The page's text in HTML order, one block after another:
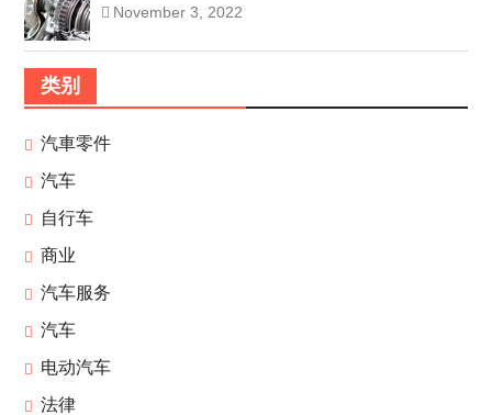
November 3, 2022
类别
汽車零件
汽车
自行车
商业
汽车服务
汽车
电动汽车
法律